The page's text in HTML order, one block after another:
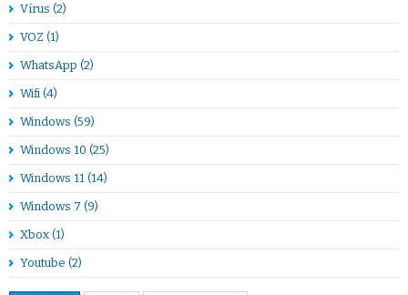
Vírus (2)
VOZ (1)
WhatsApp (2)
Wifi (4)
Windows (59)
Windows 10 (25)
Windows 11 (14)
Windows 7 (9)
Xbox (1)
Youtube (2)